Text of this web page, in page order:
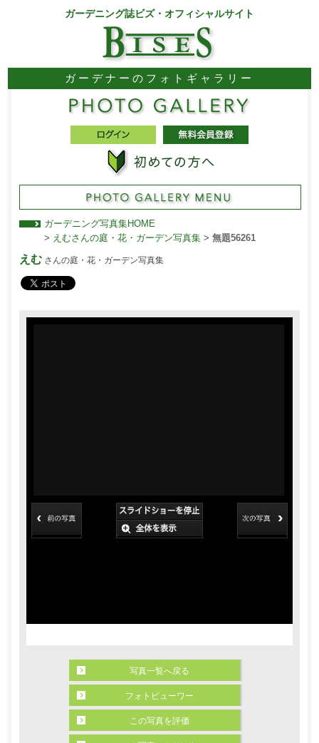
ガーデニング誌ビズ・オフィシャルサイト
ガーデナーのフォトギャラリー
ガーデニング写真集HOME
> えむさんの庭・花・ガーデン写真集> 無題56261
えむさんの庭・花・ガーデン写真集
写真一覧へ戻る
フォトビューワー
この写真を評価